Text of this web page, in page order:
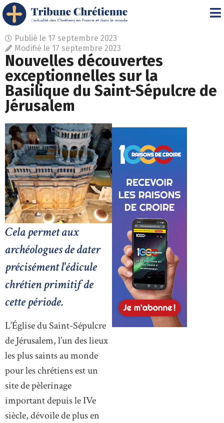
Publié le 17 septembre 2023
Modifié le 17 septembre 2023
Nouvelles découvertes
exceptionnelles sur la
Basilique du Saint-Sépulcre de
Jérusalem
Cela permet aux
archéologues de dater
précisément l'édicule
chrétien primitif de
cette période.
L’Église du Saint-Sépulcre
de Jérusalem, l’un des lieux
les plus saints au monde
pour les chrétiens est un
site de pèlerinage
important depuis le IVe
siècle, dévoile de plus en